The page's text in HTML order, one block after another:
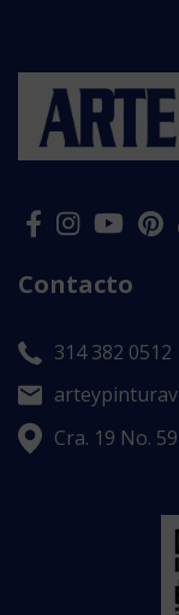
Contacto
314 382
Cra. 19 No.